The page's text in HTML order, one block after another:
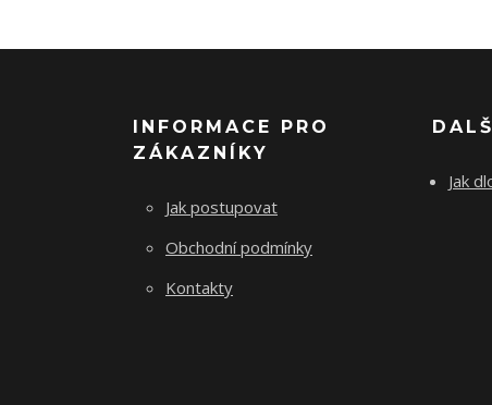
INFORMACE PRO
ZÁKAZNÍKY
Jak postupovat
Obchodní podmínky
Kontakty
Jak